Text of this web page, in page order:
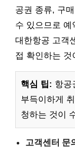
공권 종류, 구
수 있으므로 예
대한항공 고객
접 확인하는 것
핵심 팁: 항공
부득이하게
청하는 것이
고객센터 문